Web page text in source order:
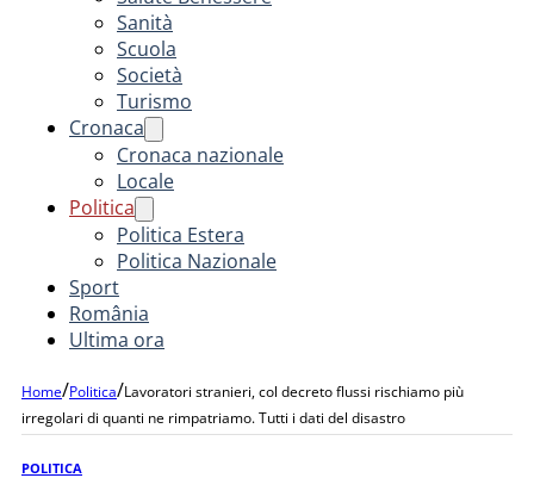
Sanità
Scuola
Società
Turismo
Cronaca
Cronaca nazionale
Locale
Politica
Politica Estera
Politica Nazionale
Sport
România
Ultima ora
Home/Politica/Lavoratori stranieri, col decreto flussi rischiamo più
irregolari di quanti ne rimpatriamo. Tutti i dati del disastro
POLITICA